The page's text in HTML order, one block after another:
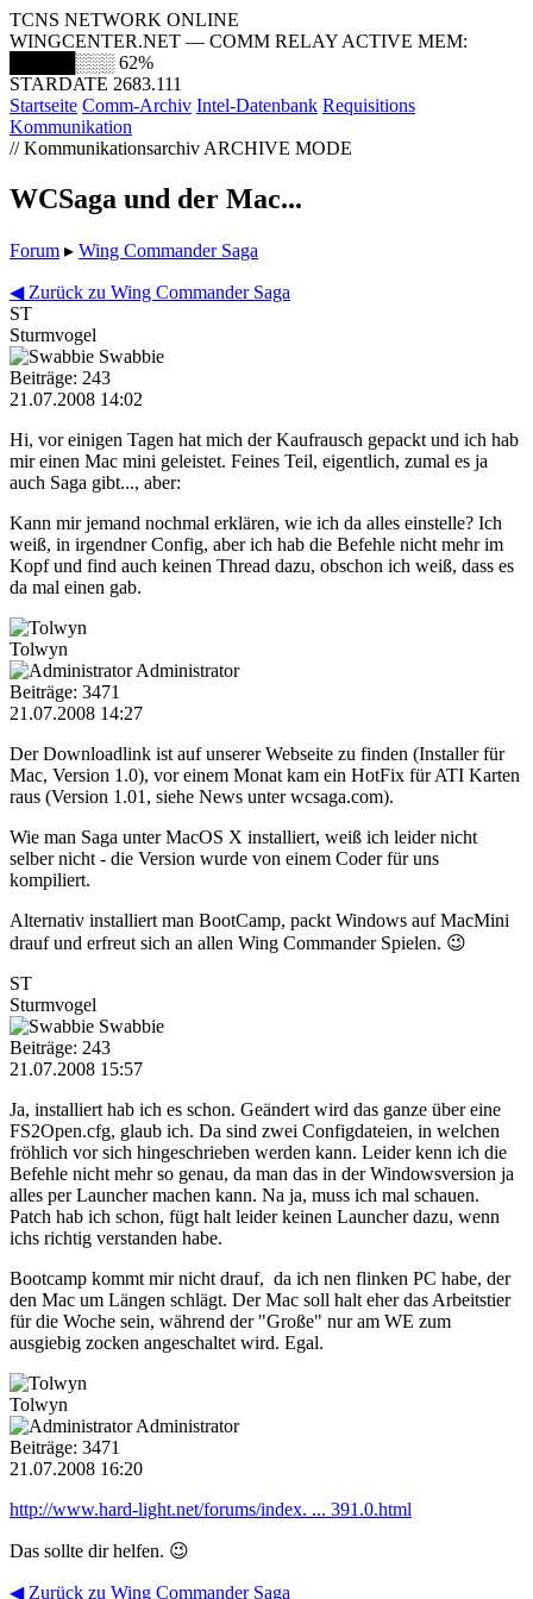
TCNS NETWORK ONLINE
WINGCENTER.NET — COMM RELAY ACTIVE MEM:
█████░░░ 62%
STARDATE 2683.111
Startseite Comm-Archiv Intel-Datenbank Requisitions
Kommunikation
// Kommunikationsarchiv ARCHIVE MODE
WCSaga und der Mac...
Forum ▸ Wing Commander Saga
◀ Zurück zu Wing Commander Saga
ST
Sturmvogel
Swabbie
Beiträge: 243
21.07.2008 14:02
Hi, vor einigen Tagen hat mich der Kaufrausch gepackt und ich hab
mir einen Mac mini geleistet. Feines Teil, eigentlich, zumal es ja
auch Saga gibt..., aber:
Kann mir jemand nochmal erklären, wie ich da alles einstelle? Ich
weiß, in irgendner Config, aber ich hab die Befehle nicht mehr im
Kopf und find auch keinen Thread dazu, obschon ich weiß, dass es
da mal einen gab.
Tolwyn
Administrator
Beiträge: 3471
21.07.2008 14:27
Der Downloadlink ist auf unserer Webseite zu finden (Installer für
Mac, Version 1.0), vor einem Monat kam ein HotFix für ATI Karten
raus (Version 1.01, siehe News unter wcsaga.com).
Wie man Saga unter MacOS X installiert, weiß ich leider nicht
selber nicht - die Version wurde von einem Coder für uns
kompiliert.
Alternativ installiert man BootCamp, packt Windows auf MacMini
drauf und erfreut sich an allen Wing Commander Spielen. 😉
ST
Sturmvogel
Swabbie
Beiträge: 243
21.07.2008 15:57
Ja, installiert hab ich es schon. Geändert wird das ganze über eine
FS2Open.cfg, glaub ich. Da sind zwei Configdateien, in welchen
fröhlich vor sich hingeschrieben werden kann. Leider kenn ich die
Befehle nicht mehr so genau, da man das in der Windowsversion ja
alles per Launcher machen kann. Na ja, muss ich mal schauen.
Patch hab ich schon, fügt halt leider keinen Launcher dazu, wenn
ichs richtig verstanden habe.
Bootcamp kommt mir nicht drauf, da ich nen flinken PC habe, der
den Mac um Längen schlägt. Der Mac soll halt eher das Arbeitstier
für die Woche sein, während der "Große" nur am WE zum
ausgiebig zocken angeschaltet wird. Egal.
Tolwyn
Administrator
Beiträge: 3471
21.07.2008 16:20
http://www.hard-light.net/forums/index. ... 391.0.html
Das sollte dir helfen. 😉
◀ Zurück zu Wing Commander Saga